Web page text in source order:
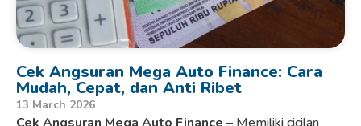
Cek Angsuran Mega Auto Finance: Cara
Mudah, Cepat, dan Anti Ribet
13 March 2026